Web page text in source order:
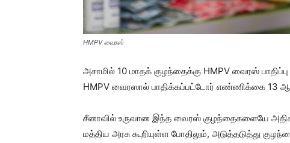
HMPV வைரஸ்
அசாமில் 10 மாதக் குழந்தைக்கு HMPV வைரஸ்
HMPV வைரஸால் பாதிக்கப்பட்டோர் எண்ணிக்கை 13
சீனாவில் உருவான இந்த வைரஸ் குழந்தைகளையே
மத்திய அரசு கூறியுள்ள போதிலும், அடுத்தடுத்து